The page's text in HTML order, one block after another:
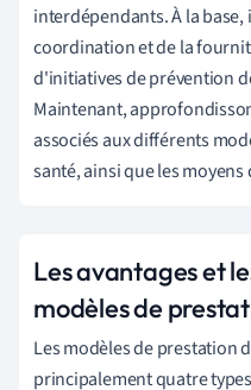
interdépendants. À la
coordination et de la
d'initiatives de prévention
Maintenant,
associés aux différents
santé, ainsi que les
Les avantages et
modèles de
Les modèles de prestation
principalement quatre